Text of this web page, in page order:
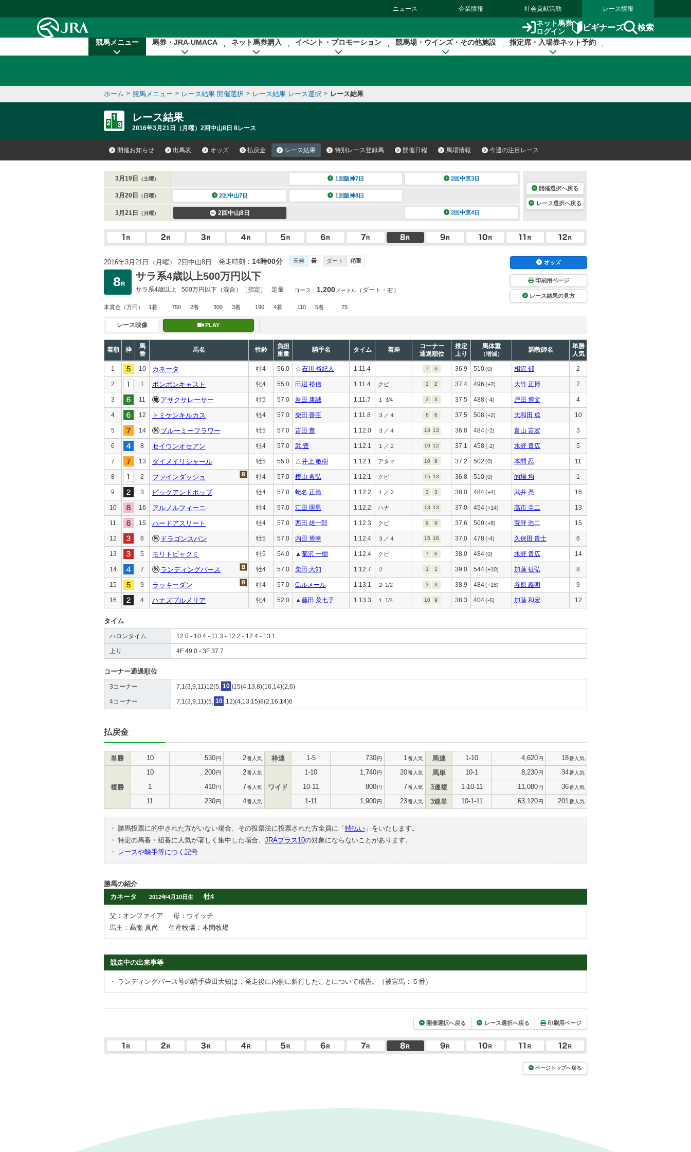
ニュース 企業情報 社会貢献活動 レース情報
ネット馬券
ログイン
ビギナーズ 検索
競馬メニュー 馬券・JRA-UMACA ネット馬券購入 イベント・プロモーション 競馬場・ウインズ・その他施設 指定席・入場券ネット予約
ホーム > 競馬メニュー > レース結果 開催選択 > レース結果 レース選択 > レース結果
レース結果
2016年3月21日（月曜）2回中山8日 8レース
開催お知らせ 出馬表 オッズ 払戻金 レース結果 特別レース登録馬 開催日程 馬場情報 今週の注目レース
3月19日 （土曜） 1回阪神7日 2回中京3日
3月20日 （日曜） 2回中山7日 1回阪神8日
3月21日 （月曜） 2回中山8日 2回中京4日
開催選択へ戻る
レース選択へ戻る
2016年3月21日（月曜） 2回中山8日 発走時刻： 14時00分 天候 曇 ダート 稍重
サラ系4歳以上500万円以下
サラ系4歳以上 500万円以下 （混合）［指定］ 定量 コース： 1,200 メートル （ダート・右）
本賞金 （万円） 1着 750 2着 300 3着 190 4着 110 5着 75
オッズ
印刷用ページ
レース結果の見方
レース映像 PLAY
着順 枠
馬
番
馬名 性齢
負担
重量
騎手名 タイム 着差
コーナー
通過順位
推定
上り
馬体重
（増減）
調教師名
単勝
人気
1 10 カネータ 牡4 56.0 ☆石川 裕紀人 1:11.4 7 6 36.9 510(0) 相沢 郁 2
2 1 ボンボンキャスト 牝4 55.0 田辺 裕信 1:11.4 クビ 2 2 37.4 496 (+2) 大竹 正博 7
3 11 アサクサレーサー 牡5 57.0 岩田 康誠 1:11.7 １ 3/4 3 3 37.5 488(-4) 戸田 博文 4
4 12 トミケンキルカス 牡4 57.0 柴田 善臣 1:11.8 ３／４ 6 6 37.5 508 (+2) 大和田 成 10
5 14 ブルーミーフラワー 牡5 57.0 吉田 豊 1:12.0 ３／４ 13 13 36.8 484(-2) 畠山 吉宏 3
6 8 セイウンオセアン 牡4 57.0 武 豊 1:12.1 １／２ 10 12 37.1 458 (-2) 水野 貴広 5
7 13 ダイメイリシャール 牡5 55.0 △井上 敏樹 1:12.1 アタマ 10 9 37.2 502 (0) 本間 忍 11
8 2 ファインダッシュ 牡4 57.0 横山 典弘 1:12.1 クビ 15 13 36.8 510(0) 的場 均 1
9 3 ピックアンドポップ 牡4 57.0 蛯名 正義 1:12.2 １／２ 3 3 38.0 484(+4) 武井 亮 16
10 16 アルノルフィーニ 牡4 57.0 江田 照男 1:12.2 ハナ 13 13 37.0 454(+14) 高市 圭二 13
11 15 ハードアスリート 牡4 57.0 西田 雄一郎 1:12.3 クビ 9 9 37.6 500(+8) 萱野 浩二 15
12 6 ドラゴンスパン 牡5 57.0 内田 博幸 1:12.4 ３／４ 15 16 37.0 478 (-4) 久保田 貴士 6
13 5 モリトビャクミ 牡5 54.0 ▲ 菊沢 一樹 1:12.4 クビ 7 6 38.0 484(0) 水野 貴広 14
14 7 ランディングバース 牡4 57.0 柴田 大知 1:12.7 ２ 1 1 39.0 544(+10) 加藤 征弘 8
15 9 ラッキーダン 牡4 57.0 C.ルメール 1:13.1 ２ 1/2 3 3 38.9 484(+18) 谷原 義明 9
16 4 ハナズプルメリア 牝4 52.0 ▲ 藤田 菜七子 1:13.3 １ 1/4 10 9 38.3 404(-6) 加藤 和宏 12
タイム
ハロンタイム 12.0 - 10.4 - 11.3 - 12.2 - 12.4 - 13.1
上り 4F 49.0 - 3F 37.7
コーナー通過順位
3コーナー 7,1(3,9,11)12(5, 10 )15(4,13,8)(16,14)(2,6)
4コーナー 7,1(3,9,11)(5, 10 ,12)(4,13,15)8(2,16,14)6
払戻金
単勝 10 530円 2番人気
複勝
10 200円 2番人気
1 410円 7番人気
11 230円 4番人気
枠連 1-5 730円 1 番人気
ワイド
1-10 1,740円 20番人気
10-11 800円 7番人気
1-11 1,900円 23番人気
馬連 1-10 4,620円 18番人気
馬単 10-1 8,230円 34番人気
3連複 1-10-11 11,080円 36番人気
3連単 10-1-11 63,120円 201 番人気
・ 勝馬投票に的中された方がいない場合、その投票法に投票された方全員に「 特払い」をいたします。
・ 特定の馬番・組番に人気が著しく集中した場合、 JRAプラス10の対象にならないことがあります。
・
レースや騎手等につく記号
勝馬の紹介
カネータ
2012年4月10日生 牡4
父：オンファイア
母：ウイッチ
馬主：髙瀬 真尚
生産牧場：本間牧場
競走中の出来事等
・ ランディングバース号の騎手柴田大知は，発走後に内側に斜行したことについて戒告。（被害馬：５番）
開催選択へ戻る レース選択へ戻る 印刷用ページ
ページトップへ戻る